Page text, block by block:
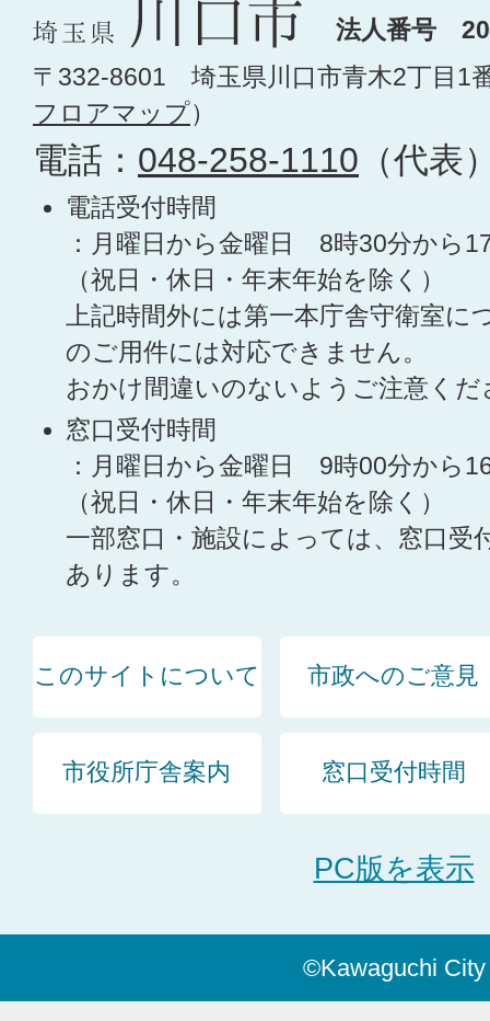
法人番号
〒332-8601 埼玉県川口市青木2丁目1
フロアマップ）
電話： 048-258-1110 （代表
電話受付時間
：月曜日から金曜日 8時30分から
（祝日・休日・年末年始を除く）
上記時間外には第一本庁舎守衛室に
のご用件には対応できません。
おかけ間違いのないようご注意くだ
窓口受付時間
：月曜日から金曜日 9時00分から
（祝日・休日・年末年始を除く）
一部窓口・施設によっては、窓口受
あります。
このサイトについて 市政へのご意見
市役所庁舎案内 窓口受付時間
PC版を表示
©Kawaguchi City